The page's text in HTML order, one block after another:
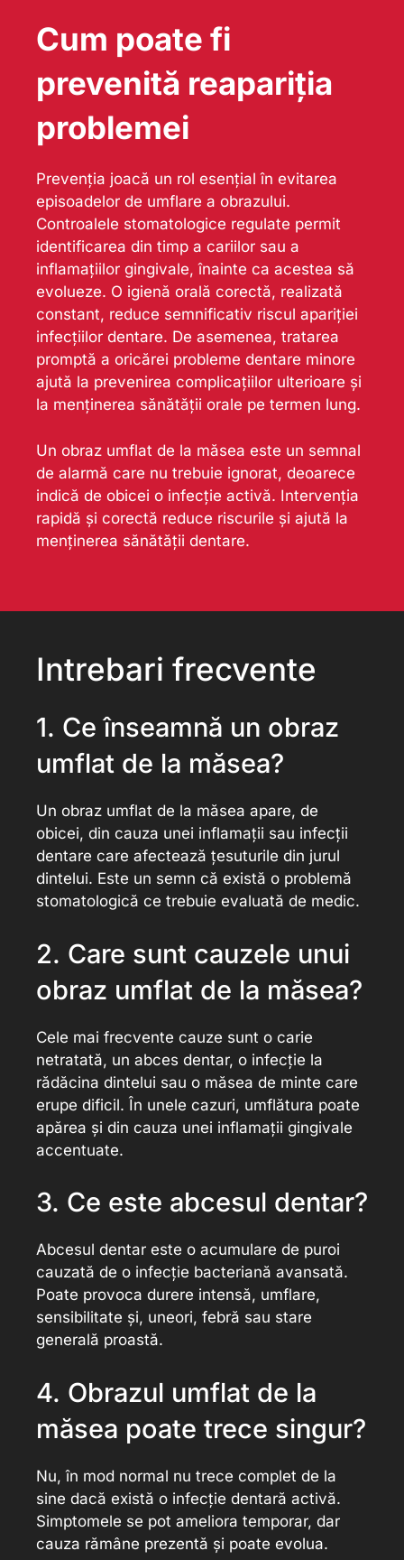
Cum poate fi
prevenită reapariția
problemei
Prevenția joacă un rol esențial în evitarea
episoadelor de umflare a obrazului.
Controalele stomatologice regulate permit
identificarea din timp a cariilor sau a
inflamațiilor gingivale, înainte ca acestea să
evolueze. O igienă orală corectă, realizată
constant, reduce semnificativ riscul apariției
infecțiilor dentare. De asemenea, tratarea
promptă a oricărei probleme dentare minore
ajută la prevenirea complicațiilor ulterioare și
la menținerea sănătății orale pe termen lung.
Un obraz umflat de la măsea este un semnal
de alarmă care nu trebuie ignorat, deoarece
indică de obicei o infecție activă. Intervenția
rapidă și corectă reduce riscurile și ajută la
menținerea sănătății dentare.
Intrebari frecvente
1. Ce înseamnă un obraz
umflat de la măsea?
Un obraz umflat de la măsea apare, de
obicei, din cauza unei inflamații sau infecții
dentare care afectează țesuturile din jurul
dintelui. Este un semn că există o problemă
stomatologică ce trebuie evaluată de medic.
2. Care sunt cauzele unui
obraz umflat de la măsea?
Cele mai frecvente cauze sunt o carie
netratată, un abces dentar, o infecție la
rădăcina dintelui sau o măsea de minte care
erupe dificil. În unele cazuri, umflătura poate
apărea și din cauza unei inflamații gingivale
accentuate.
3. Ce este abcesul dentar?
Abcesul dentar este o acumulare de puroi
cauzată de o infecție bacteriană avansată.
Poate provoca durere intensă, umflare,
sensibilitate și, uneori, febră sau stare
generală proastă.
4. Obrazul umflat de la
măsea poate trece singur?
Nu, în mod normal nu trece complet de la
sine dacă există o infecție dentară activă.
Simptomele se pot ameliora temporar, dar
cauza rămâne prezentă și poate evolua.